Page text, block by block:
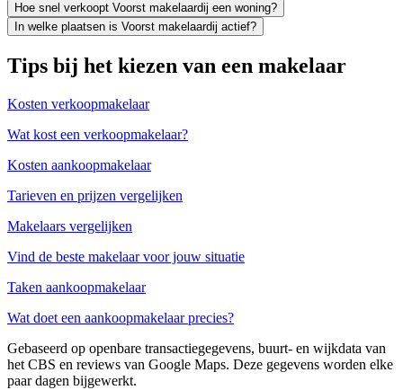
Hoe snel verkoopt Voorst makelaardij een woning?
In welke plaatsen is Voorst makelaardij actief?
Tips bij het kiezen van een makelaar
Kosten verkoopmakelaar
Wat kost een verkoopmakelaar?
Kosten aankoopmakelaar
Tarieven en prijzen vergelijken
Makelaars vergelijken
Vind de beste makelaar voor jouw situatie
Taken aankoopmakelaar
Wat doet een aankoopmakelaar precies?
Gebaseerd op openbare transactiegegevens, buurt- en wijkdata van
het CBS en reviews van Google Maps. Deze gegevens worden elke
paar dagen bijgewerkt.